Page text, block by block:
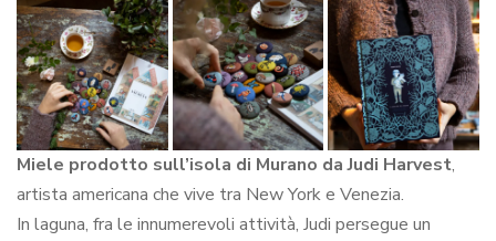
Miele prodotto sull’isola di Murano da Judi Harvest,
artista americana che vive tra New York e Venezia.
In laguna, fra le innumerevoli attività, Judi persegue un